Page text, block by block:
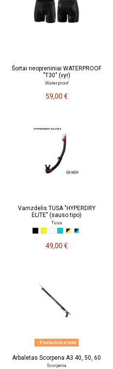
Šortai neopreniniai WATERPROOF
"T30" (vyr)
Waterproof
59,00 €
Vamzdelis TUSA "HYPERDRY
ELITE" (sauso tipo)
Tusa
49,00 €
Paskutinė prekė
Arbaletas Scorpena A3 40, 50, 60
Scorpena